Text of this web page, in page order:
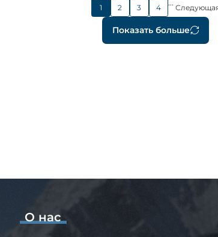
Нумерация
страниц
Показать больше
Текущая
страница
1
Страница
2
Страница
3
Страница
4 …
О нас